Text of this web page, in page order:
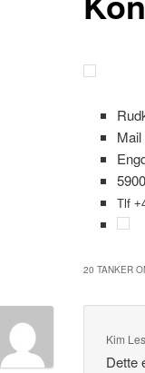
Tlf
20 TANKER
Kim
Dette